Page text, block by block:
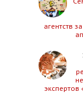
агентств
экспертов